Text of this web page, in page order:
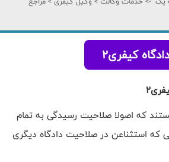
کیفری2
که اصولا صلاحیت رسیدگی به تمام
که استثناعن در صلاحیت دادگاه دیگری